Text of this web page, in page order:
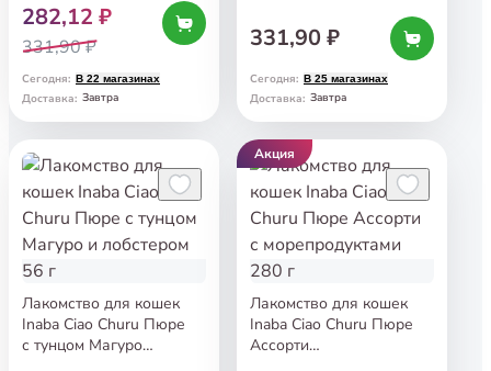
282,12 ₽
331,90 ₽
Сегодня: В 22 магазинах
Доставка: Завтра
331,90 ₽
Сегодня: В 25 магазинах
Доставка: Завтра
Лакомство для кошек
Inaba Ciao Churu Пюре
с тунцом Магуро
Акция
Лакомство для кошек
Inaba Ciao Churu Пюре
Ассорти